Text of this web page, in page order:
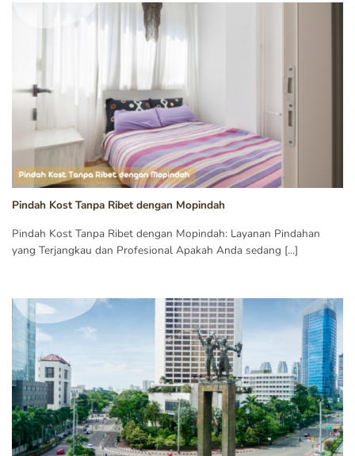
Pindah Kost Tanpa Ribet dengan Mopindah
Pindah Kost Tanpa Ribet dengan Mopindah: Layanan Pindahan
yang Terjangkau dan Profesional Apakah Anda sedang [...]